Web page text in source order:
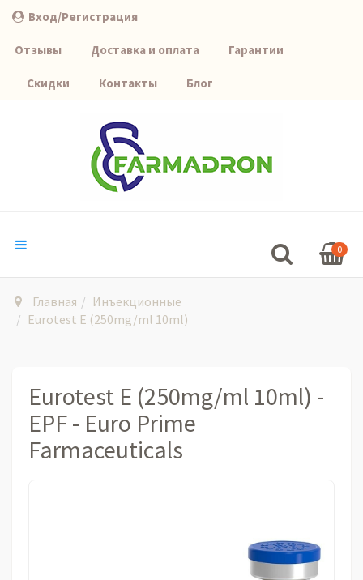
Вход/Регистрация
Отзывы Доставка и оплата Гарантии
Скидки Контакты Блог
0
Главная
Инъекционные
Eurotest E (250mg/ml 10ml)
Eurotest E (250mg/ml 10ml) -
EPF - Euro Prime
Farmaceuticals